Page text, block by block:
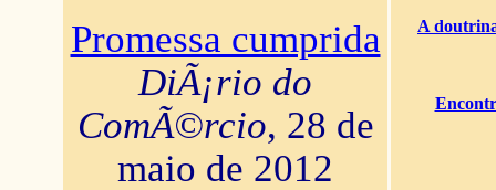
Promessa cumprida
DiÃ¡rio do
ComÃ©rcio, 28 de
maio de 2012
A